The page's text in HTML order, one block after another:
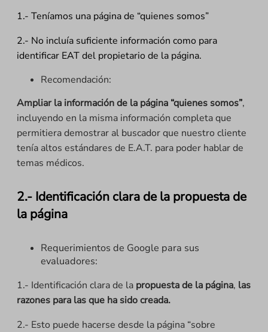
1.- Teníamos una página de “quienes somos”
2.- No incluía suficiente información como para
identificar EAT del propietario de la página.
Recomendación:
Ampliar la información de la página “quienes somos”,
incluyendo en la misma información completa que
permitiera demostrar al buscador que nuestro cliente
tenía altos estándares de E.A.T. para poder hablar de
temas médicos.
2.- Identificación clara de la propuesta de
la página
Requerimientos de Google para sus
evaluadores:
1.- Identificación clara de la propuesta de la página, las
razones para las que ha sido creada.
2.- Esto puede hacerse desde la página “sobre